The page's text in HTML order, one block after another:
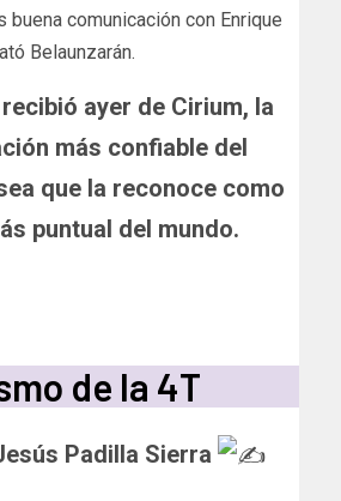
buena comunicación con Enrique
Belaunzarán.
ayer de Cirium, la
más confiable del
que la reconoce como
puntual del mundo.
de la 4T
Padilla Sierra